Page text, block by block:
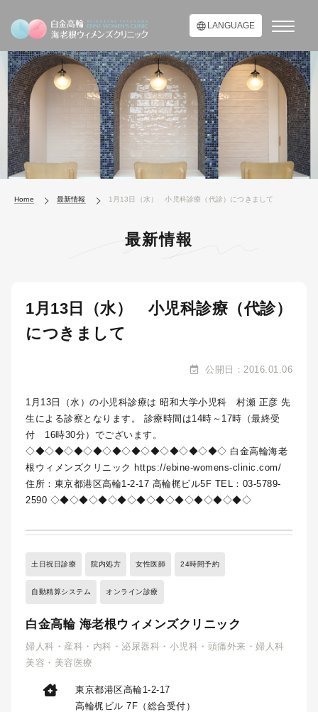
LANGUAGE
Home 最新情報 1月13日（水） 小児科診療（代診）につきまして
最新情報
1月13日（水） 小児科診療（代診）
につきまして
公開日：2016.01.06
1月13日（水）の小児科診療は 昭和大学小児科 村瀬 正彦 先
生による診察となります。 診療時間は14時～17時（最終受
付 16時30分）でございます。
◇◆◇◆◇◆◇◆◇◆◇◆◇◆◇◆◇◆◇◆◇ 白金高輪海老
根ウィメンズクリニック https://ebine-womens-clinic.com/
住所：東京都港区高輪1-2-17 高輪梶ビル5F TEL：03-5789-
2590 ◇◆◇◆◇◆◇◆◇◆◇◆◇◆◇◆◇◆◇◆◇
土日祝日診療 院内処方 女性医師 24時間予約
自動精算システム オンライン診療
白金高輪 海老根ウィメンズクリニック
婦人科・産科・内科・泌尿器科・小児科・頭痛外来・婦人科
美容・美容医療
東京都港区高輪1-2-17
高輪梶ビル 7F（総合受付）